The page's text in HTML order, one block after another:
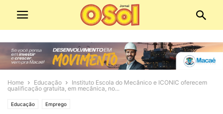
Home Educação
Instituto Escola do Mecânico e ICONIC oferecem
qualificação gratuita, em mecânica, no...
Educação Emprego